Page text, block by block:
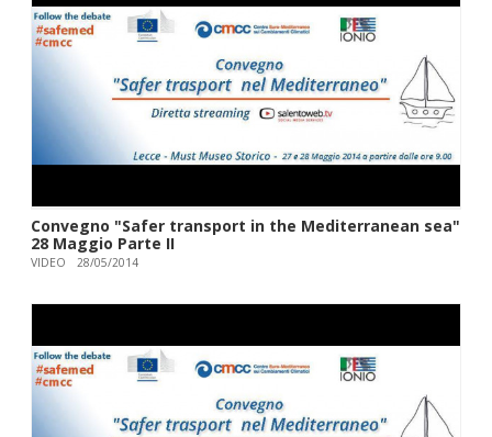
Convegno "Safer transport in the Mediterranean sea"
28 Maggio Parte II
VIDEO 28/05/2014